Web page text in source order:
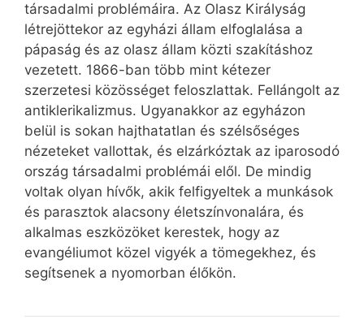
társadalmi problémáira. Az Olasz Királyság
létrejöttekor az egyházi állam elfoglalása a
pápaság és az olasz állam közti szakításhoz
vezetett. 1866-ban több mint kétezer
szerzetesi közösséget feloszlattak. Fellángolt az
antiklerikalizmus. Ugyanakkor az egyházon
belül is sokan hajthatatlan és szélsőséges
nézeteket vallottak, és elzárkóztak az iparosodó
ország társadalmi problémái elől. De mindig
voltak olyan hívők, akik felfigyeltek a munkások
és parasztok alacsony életszínvonalára, és
alkalmas eszközöket kerestek, hogy az
evangéliumot közel vigyék a tömegekhez, és
segítsenek a nyomorban élőkön.